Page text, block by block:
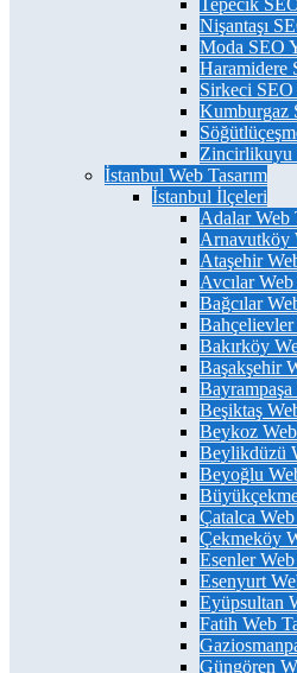
Tepecik SEO
Nişantaşı
Moda SEO
Haramidere
Sirkeci SEO
Kumburgaz
Zincirlikuyu
İstanbul Web Tasarım
İstanbul İlçeleri
Adalar Web
Arnavutköy
Ataşehir
Avcılar Web
Bağcılar
Bahçelievler
Bakırköy
Başakşehir
Bayrampaşa
Beşiktaş
Beykoz Web
Beylikdüzü
Beyoğlu
Çatalca Web
Çekmeköy
Esenler Web
Esenyurt
Eyüpsultan
Fatih Web
Güngören